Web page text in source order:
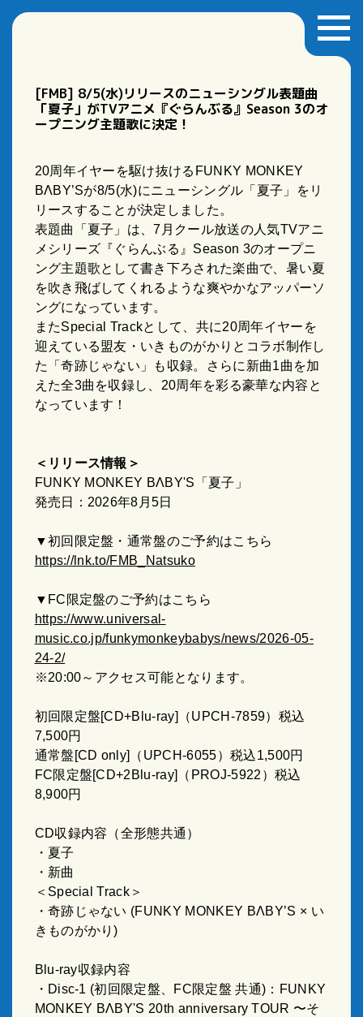
[FMB] 8/5(水)リリースのニューシングル表題曲
「夏子」がTVアニメ『ぐらんぶる』Season 3のオ
ープニング主題歌に決定！
20周年イヤーを駆け抜ける FUNKY MONKEY
BΛBY’Sが8/5(水)にニューシングル「夏子」をリ
リースすることが決定しました。
表題曲「夏子」は、7 月クール放送の人気TVアニ
メシリーズ『ぐらんぶる』 Season 3のオープニ
ング主題歌として書き下ろされた楽曲で、暑い夏
を吹き飛ばしてくれるような爽やかなアッパーソ
ングになっています。
またSpecial Trackとして、共に20周年イヤーを
迎えている盟友・いきものがかりとコラボ制作し
た「奇跡じゃない」も収録。さらに新曲1曲を加
えた全3曲を収録し、 20周年を彩る豪華な内容と
なっています！
＜リリース情報＞
FUNKY MONKEY BΛBY'S 「夏子」
発売日： 2026年8 月5日
▼初回限定盤・通常盤のご予約はこちら
https://lnk.to/FMB_Natsuko
▼ FC 限定盤のご予約はこちら
https://www.universal-
music.co.jp/funkymonkeybabys/news/2026-05-
24-2/
※20:00～アクセス可能となります。
初回限定盤[CD+Blu-ray] （UPCH-7859）税込
7,500円
通常盤 [CD only] （ UPCH-6055）税込1,500円
FC限定盤[CD+2Blu-ray] （ PROJ-5922 ）税込
8,900円
CD収録内容（全形態共通）
・夏子
・新曲
＜ Special Track ＞
・奇跡じゃない (FUNKY MONKEY BΛBY’S × い
きものがかり)
Blu-ray収録内容
・ Disc-1 (初回限定盤、 FC限定盤 共通) ： FUNKY
MONKEY BΛBY'S 20th anniversary TOUR 〜そ